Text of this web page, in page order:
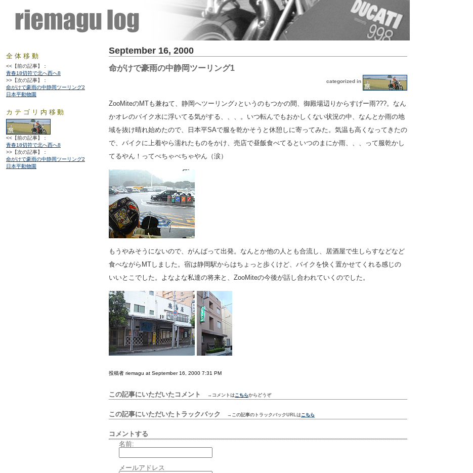
September 16, 2000
命がけで豪雨の中静岡ツーリング1
categorized in
ZooMiteのMTも兼ねて、静岡へツーリング♪というのもつかの間、御殿場辺りからすげー雨???。なん
かオレのバイク水に浮いてる気がする、、、。いつ転んでもおかしくない状況の中、なんとか雨の地
域を抜け晴れ始めたので、日本平SAで服を乾かそうと休憩しに寄ってみた。気温も高くなってきたの
で、バイクに上着やら濡れたものをかけ、売店で昼飯食べてるといつのまにか雨、、、って服乾かし
てるやん！ってべちゃべちゃやん（涙）
もうやみそうにないので、がんばって出発。なんとか他の人とも合流し、居酒屋で生しらすなどなど
食べながらMTしました。宿は静岡駅からはちょっと歩くけど、バイクを快く置かせてくれる感じの
いいとこでした。よなよな私達の将来と、ZooMiteの今後が話し合われていくのでした。
投稿者 riemagu at September 16, 2000 7:31 PM
この記事にいただいたコメント →コメントはこちらからどうぞ
この記事にいただいたトラックバック →この記事のトラックバックURLはこちら
コメントする
名前:
メールアドレス
全体移動
<<【前の記事】：
青春18切符で北へ西へ8
>>【次の記事】：
命がけで豪雨の中静岡ツーリング2
日本平動物園
カテゴリ内移動
<<【前の記事】：
青春18切符で北へ西へ8
>>【次の記事】：
命がけで豪雨の中静岡ツーリング2
日本平動物園